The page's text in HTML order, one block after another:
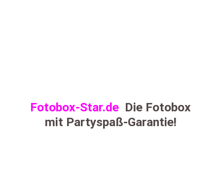
Fotobox-Star.de Die Fotobox
mit Partyspaß-Garantie!